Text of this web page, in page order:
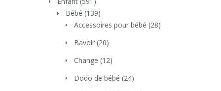
Bébé (139)
Accessoires pour bébé (28)
Bavoir (20)
Change (12)
Dodo de bébé (24)